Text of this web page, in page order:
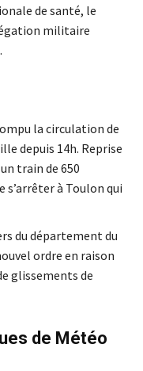
de santé, le
militaire
la circulation de
depuis 14h. Reprise
train de 650
s’arrêter à Toulon qui
du département du
ordre en raison
glissements de
de Météo